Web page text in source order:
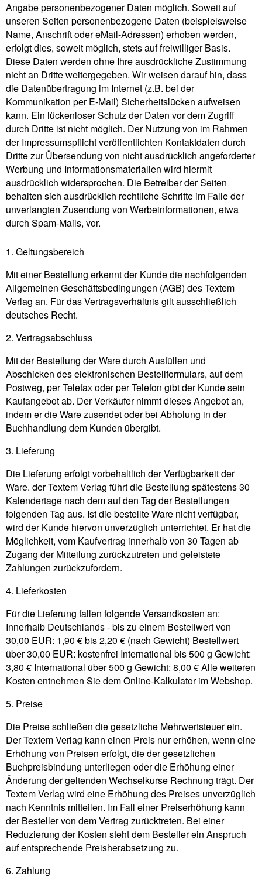
Angabe personenbezogener Daten möglich. Soweit auf
unseren Seiten personenbezogene Daten (beispielsweise
Name, Anschrift oder eMail-Adressen) erhoben werden,
erfolgt dies, soweit möglich, stets auf freiwilliger Basis.
Diese Daten werden ohne Ihre ausdrückliche Zustimmung
nicht an Dritte weitergegeben. Wir weisen darauf hin, dass
die Datenübertragung im Internet (z.B. bei der
Kommunikation per E-Mail) Sicherheitslücken aufweisen
kann. Ein lückenloser Schutz der Daten vor dem Zugriff
durch Dritte ist nicht möglich. Der Nutzung von im Rahmen
der Impressumspflicht veröffentlichten Kontaktdaten durch
Dritte zur Übersendung von nicht ausdrücklich angeforderter
Werbung und Informationsmaterialien wird hiermit
ausdrücklich widersprochen. Die Betreiber der Seiten
behalten sich ausdrücklich rechtliche Schritte im Falle der
unverlangten Zusendung von Werbeinformationen, etwa
durch Spam-Mails, vor.
1. Geltungsbereich
Mit einer Bestellung erkennt der Kunde die nachfolgenden
Allgemeinen Geschäftsbedingungen (AGB) des Textem
Verlag an. Für das Vertragsverhältnis gilt ausschließlich
deutsches Recht.
2. Vertragsabschluss
Mit der Bestellung der Ware durch Ausfüllen und
Abschicken des elektronischen Bestellformulars, auf dem
Postweg, per Telefax oder per Telefon gibt der Kunde sein
Kaufangebot ab. Der Verkäufer nimmt dieses Angebot an,
indem er die Ware zusendet oder bei Abholung in der
Buchhandlung dem Kunden übergibt.
3. Lieferung
Die Lieferung erfolgt vorbehaltlich der Verfügbarkeit der
Ware. der Textem Verlag führt die Bestellung spätestens 30
Kalendertage nach dem auf den Tag der Bestellungen
folgenden Tag aus. Ist die bestellte Ware nicht verfügbar,
wird der Kunde hiervon unverzüglich unterrichtet. Er hat die
Möglichkeit, vom Kaufvertrag innerhalb von 30 Tagen ab
Zugang der Mitteilung zurückzutreten und geleistete
Zahlungen zurückzufordern.
4. Lieferkosten
Für die Lieferung fallen folgende Versandkosten an:
Innerhalb Deutschlands - bis zu einem Bestellwert von
30,00 EUR: 1,90 € bis 2,20 € (nach Gewicht) Bestellwert
über 30,00 EUR: kostenfrei International bis 500 g Gewicht:
3,80 € International über 500 g Gewicht: 8,00 € Alle weiteren
Kosten entnehmen Sie dem Online-Kalkulator im Webshop.
5. Preise
Die Preise schließen die gesetzliche Mehrwertsteuer ein.
Der Textem Verlag kann einen Preis nur erhöhen, wenn eine
Erhöhung von Preisen erfolgt, die der gesetzlichen
Buchpreisbindung unterliegen oder die Erhöhung einer
Änderung der geltenden Wechselkurse Rechnung trägt. Der
Textem Verlag wird eine Erhöhung des Preises unverzüglich
nach Kenntnis mitteilen. Im Fall einer Preiserhöhung kann
der Besteller von dem Vertrag zurücktreten. Bei einer
Reduzierung der Kosten steht dem Besteller ein Anspruch
auf entsprechende Preisherabsetzung zu.
6. Zahlung